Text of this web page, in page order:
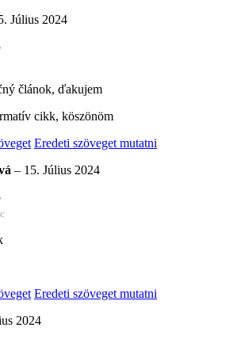
Július 2024
článok, ďakujem
cikk, köszönöm
Eredeti szöveget mutatni
– 15. Július 2024
Eredeti szöveget mutatni
2024